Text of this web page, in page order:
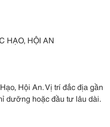
HẠO, HỘI AN
Hội An. Vị trí đắc địa gần
dưỡng hoặc đầu tư lâu dài.